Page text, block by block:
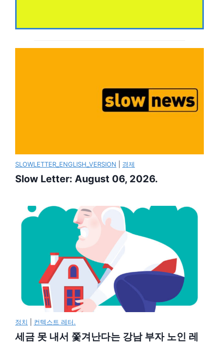
SLOWLETTER_ENGLISH_VERSION 경제
Slow Letter: August 06, 2026.
정치 컨텍스트 레터.
세금 못 내서 쫓겨난다는 강남 부자 노인 레